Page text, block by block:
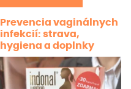
Prevencia vaginálnych
infekcií: strava,
hygiena a doplnky